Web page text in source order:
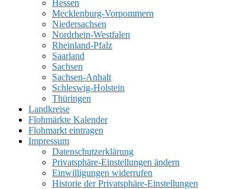
Hessen
Mecklenburg-Vorpommern
Niedersachsen
Nordrhein-Westfalen
Rheinland-Pfalz
Saarland
Sachsen
Sachsen-Anhalt
Schleswig-Holstein
Thüringen
Landkreise
Flohmärkte Kalender
Flohmarkt eintragen
Impressum
Datenschutzerklärung
Privatsphäre-Einstellungen ändern
Einwilligungen widerrufen
Historie der Privatsphäre-Einstellungen